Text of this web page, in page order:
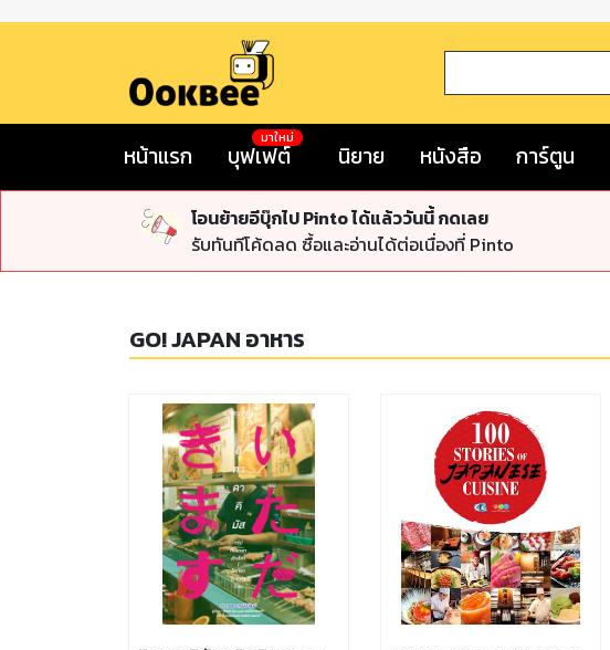
หน้าแรก บุฟเฟต์
มาใหม่
นิยาย หนังสือ การ์ตูน
โอนย้ายอีบุ๊กไป Pinto ได้แล้ววันนี้ กดเลย
รับทันทีโค้ดลด ซื้อและอ่านได้ต่อเนื่องที่ Pinto
GO! JAPAN อาหาร